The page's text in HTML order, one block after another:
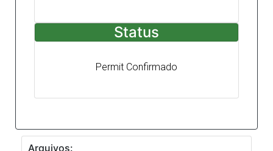
Status
Permit Confirmado
Arquivos: